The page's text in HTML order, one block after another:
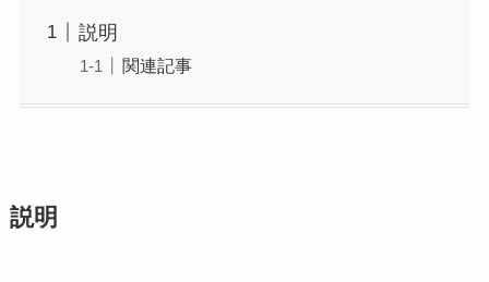
説明
関連記事
説明